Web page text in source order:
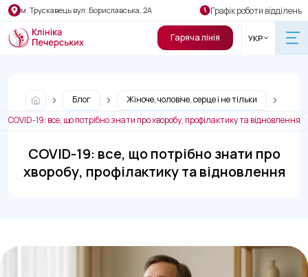
м. Трускавець вул. Бориславська, 2А Графік роботи відділень
Гаряча лінія УКР
Блог
Жіноче, чоловіче, серце і не тільки
COVID-19: все, що потрібно знати про хворобу, профілактику та відновлення
COVID-19: все, що потрібно знати про
хворобу, профілактику та відновлення